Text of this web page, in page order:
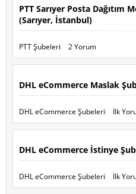
PTT Sarıyer Posta Dağıtım
(Sarıyer, İstanbul)
PTT Şubeleri 2 Yorum
DHL eCommerce Maslak
DHL eCommerce Şubeleri İlk
DHL eCommerce İstinye
DHL eCommerce Şubeleri İlk